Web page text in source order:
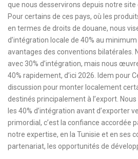
que nous desservirons depuis notre site
Pour certains de ces pays, où les
en termes de droits de douane, nous
d’intégration locale de 40% au
avantages des conventions bilatérales.
avec 30% d’intégration, mais nous
40% rapidement, d’ici 2026. Idem pour
discussion pour monter localement
destinés principalement à l’export.
les 40% d’intégration avant d’exporter
primordial, c’est la confiance accordée
notre expertise, en la Tunisie et en ses
partenariat, les opportunités de